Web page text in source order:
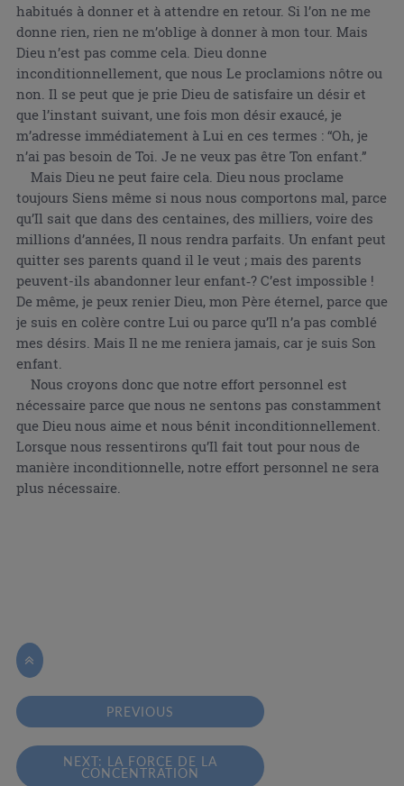
habitués à donner et à attendre en retour. Si l’on ne me
donne rien, rien ne m’oblige à donner à mon tour. Mais
Dieu n’est pas comme cela. Dieu donne
inconditionnellement, que nous Le proclamions nôtre ou
non. Il se peut que je prie Dieu de satisfaire un désir et
que l’instant suivant, une fois mon désir exaucé, je
m’adresse immédiatement à Lui en ces termes : “Oh, je
n’ai pas besoin de Toi. Je ne veux pas être Ton enfant.”
Mais Dieu ne peut faire cela. Dieu nous proclame
toujours Siens même si nous nous comportons mal, parce
qu’Il sait que dans des centaines, des milliers, voire des
millions d’années, Il nous rendra parfaits. Un enfant peut
quitter ses parents quand il le veut ; mais des parents
peuvent-ils abandonner leur enfant‑? C’est impossible !
De même, je peux renier Dieu, mon Père éternel, parce que
je suis en colère contre Lui ou parce qu’Il n’a pas comblé
mes désirs. Mais Il ne me reniera jamais, car je suis Son
enfant.
Nous croyons donc que notre effort personnel est
nécessaire parce que nous ne sentons pas constamment
que Dieu nous aime et nous bénit inconditionnellement.
Lorsque nous ressentirons qu’Il fait tout pour nous de
manière inconditionnelle, notre effort personnel ne sera
plus nécessaire.

PREVIOUS
NEXT: LA FORCE DE LA
CONCENTRATION